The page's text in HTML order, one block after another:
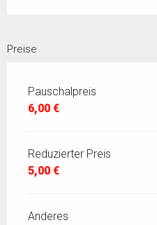
Preise
Pauschalpreis
6,00 €
Reduzierter Preis
5,00 €
Anderes